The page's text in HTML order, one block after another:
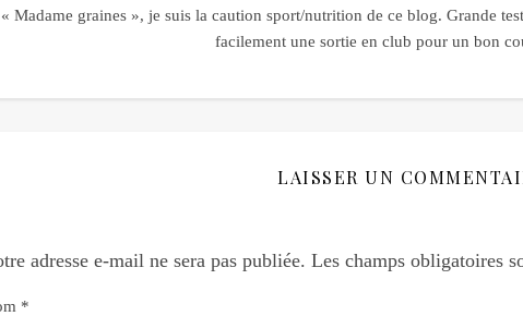
« Madame graines », je suis la caution sport/nutrition de ce blog. Grande
facilement une sortie en club pour un bon
LAISSER UN
adresse e-mail ne sera pas publiée. Les champs obligatoires
*